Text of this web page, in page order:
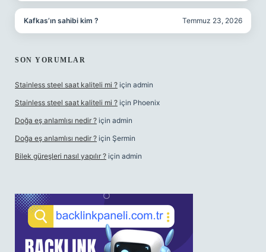
Kafkas’ın sahibi kim ? Temmuz 23, 2026
SON YORUMLAR
Stainless steel saat kaliteli mi ? için admin
Stainless steel saat kaliteli mi ? için Phoenix
Doğa eş anlamlısı nedir ? için admin
Doğa eş anlamlısı nedir ? için Şermin
Bilek güreşleri nasıl yapılır ? için admin